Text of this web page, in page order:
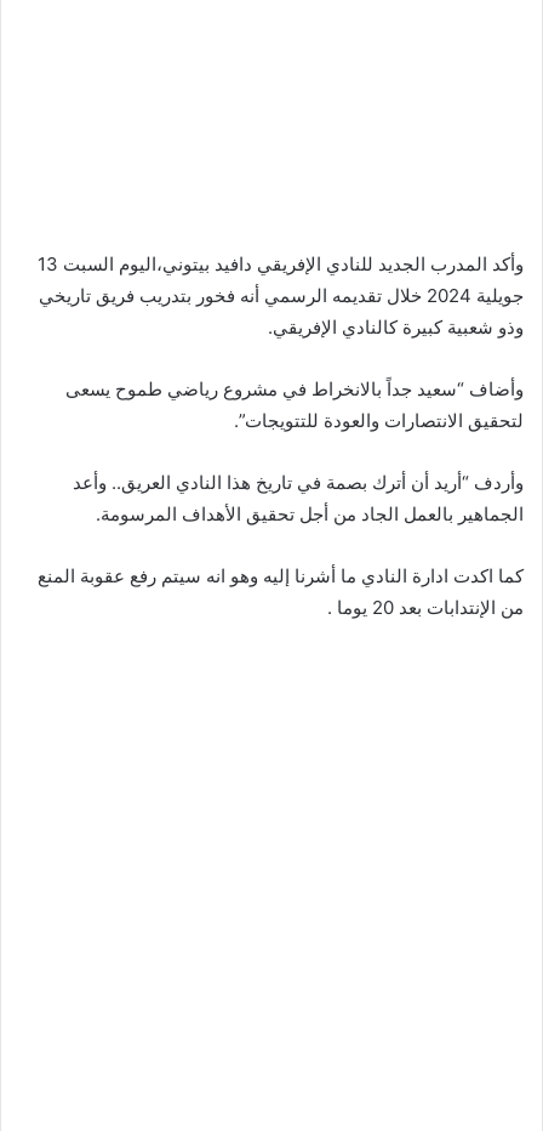
وأكد المدرب الجديد للنادي الإفريقي دافيد بيتوني،اليوم السبت 13
جويلية 2024 خلال تقديمه الرسمي أنه فخور بتدريب فريق تاريخي
وذو شعبية كبيرة كالنادي الإفريقي.
وأضاف “سعيد جداً بالانخراط في مشروع رياضي طموح يسعى
لتحقيق الانتصارات والعودة للتتويجات”.
وأردف “أريد أن أترك بصمة في تاريخ هذا النادي العريق.. وأعد
الجماهير بالعمل الجاد من أجل تحقيق الأهداف المرسومة.
كما اكدت ادارة النادي ما أشرنا إليه وهو انه سيتم رفع عقوبة المنع
من الإنتدابات بعد 20 يوما .